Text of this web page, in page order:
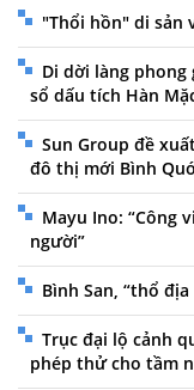
"Thổi hồn" di sản
Di dời làng phong
sổ dấu tích Hàn
Sun Group đề
đô thị mới Bình
Mayu Ino: “Công
người”
Bình San, “thổ
Trục đại lộ cảnh
phép thử cho tầm